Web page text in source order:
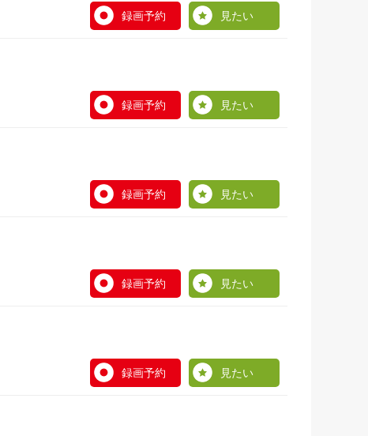
録画予約 見たい
録画予約 見たい
録画予約 見たい
録画予約 見たい
録画予約 見たい